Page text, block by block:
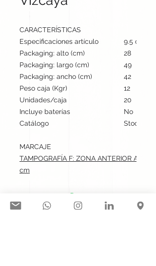
CARACTERÍSTICAS
Especificaciones artículo
9.5 cm /
Packaging: alto (cm)
28
Packaging: largo (cm)
49
Packaging: ancho (cm)
42
Peso caja (Kgr)
12
Unidades/caja
20
Incluye baterías
No
Catálogo
Stock
MARCAJE
TAMPOGRAFÍA F: ZONA ANTERIOR AL
cm